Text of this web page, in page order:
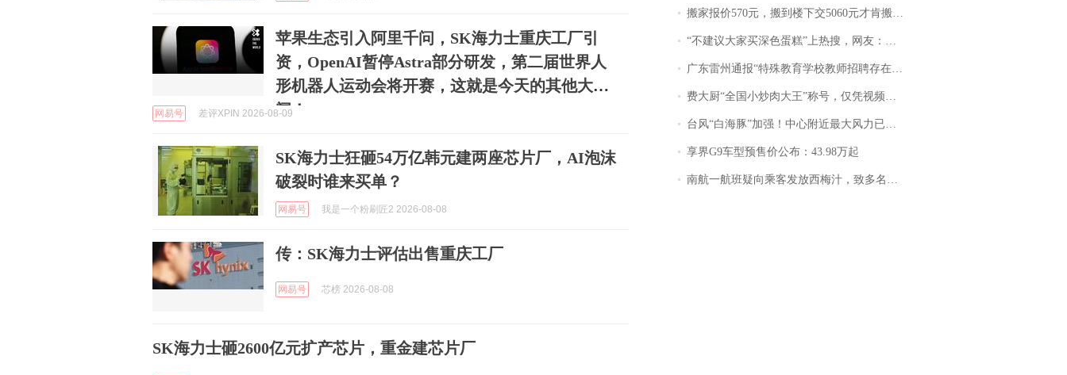
苹果生态引入阿里千问，SK海力士重庆工厂引
资，OpenAI暂停Astra部分研发，第二届世界人
形机器人运动会将开赛，这就是今天的其他大新
闻！
网易号 差评XPIN 2026-08-09
SK海力士狂砸54万亿韩元建两座芯片厂，AI泡沫
破裂时谁来买单？
网易号 我是一个粉刷匠2 2026-08-08
传：SK海力士评估出售重庆工厂
网易号 芯榜 2026-08-08
SK海力士砸2600亿元扩产芯片，重金建芯片厂
搬家报价570元，搬到楼下交5060元才肯搬上楼！女子傻眼了……
“不建议大家买深色蛋糕”上热搜，网友：天塌了！
广东雷州通报“特殊教育学校教师招聘存在违规行为”：已启动问责程序 副校长被停职
费大厨“全国小炒肉大王”称号，仅凭视频评出？中国烹饪协会回应
台风“白海豚”加强！中心附近最大风力已达15级 最新研判
享界G9车型预售价公布：43.98万起
南航一航班疑向乘客发放西梅汁，致多名乘客在飞行途中排队上厕所！乘客：机上100多人只有2个厕所；客服回应：并非每架飞机都会发放西梅汁